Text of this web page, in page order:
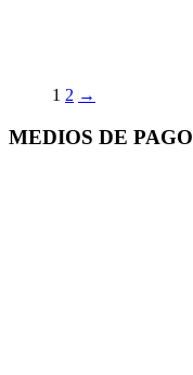
1 2 →
MEDIOS DE PAGO